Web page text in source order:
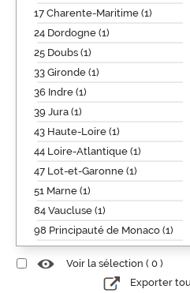
17 Charente-Maritime (1)
24 Dordogne (1)
25 Doubs (1)
33 Gironde (1)
36 Indre (1)
39 Jura (1)
43 Haute-Loire (1)
44 Loire-Atlantique (1)
47 Lot-et-Garonne (1)
51 Marne (1)
84 Vaucluse (1)
98 Principauté de Monaco (1)
Voir la sélection ( 0 )
Exporter